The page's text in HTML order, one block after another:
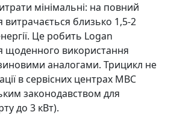
мінімальні: на повний
близько 1,5-2
Це робить Logan
щоденного використання
аналогами. Трицикл не
в сервісних центрах МВС
законодавством для
до 3 кВт).